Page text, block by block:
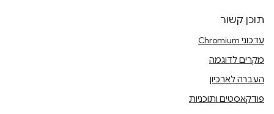
תוכן קשור
עדכוני Chromium
מקרים לדוגמה
העברה לארכיון
פודקאסטים ותוכניות